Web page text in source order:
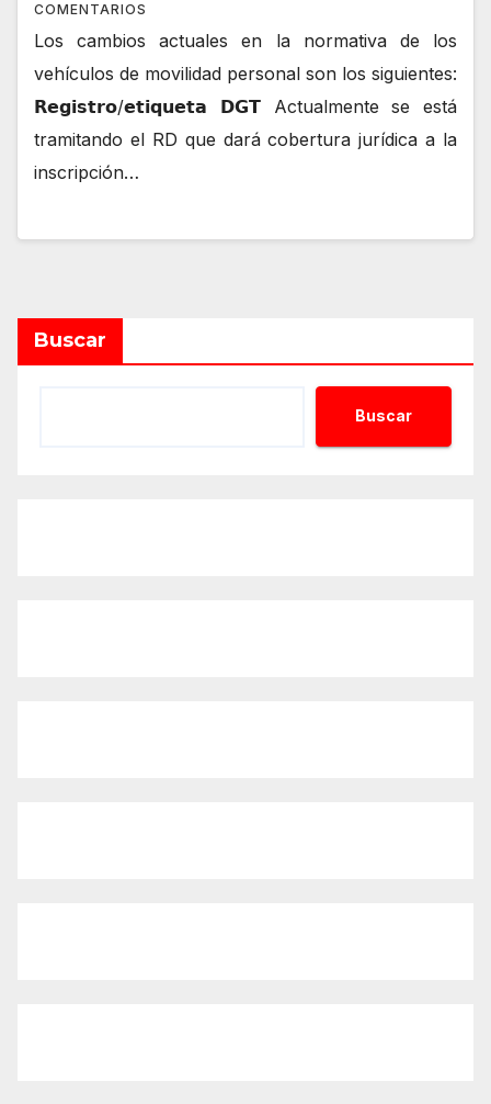
COMENTARIOS
Los cambios actuales en la normativa de los
vehículos de movilidad personal son los siguientes:
𝗥𝗲𝗴𝗶𝘀𝘁𝗿𝗼/𝗲𝘁𝗶𝗾𝘂𝗲𝘁𝗮 𝗗𝗚𝗧 Actualmente se está
tramitando el RD que dará cobertura jurídica a la
inscripción…
Buscar
Buscar